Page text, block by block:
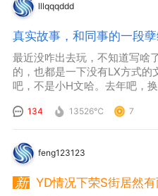
lllqqqddd
真实故事，和同事的一段孽
最近没咋出去玩，不知道写啥
的，也都是一下没有LX方式的
吧，不是小H文哈。去年吧，
134 13526℃ 7
feng123123
YD情况下荣S街居然